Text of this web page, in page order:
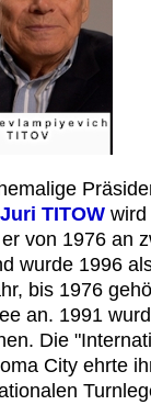
Juri TITOW wird
von 1976 an
wurde 1996
bis 1976
an. 1991
Die
City ehrte